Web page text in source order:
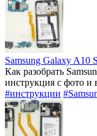
Samsung Galaxy A10
Как разобрать
инструкция с фото и
#инструкции